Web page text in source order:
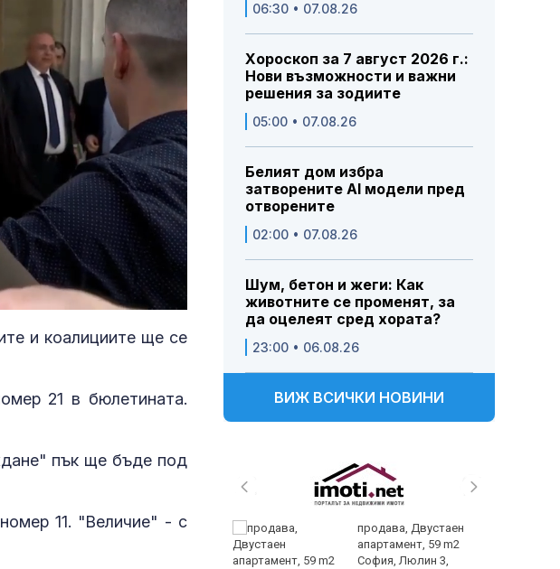
и коалициите ще се
21 в бюлетината.
пък ще бъде под
11. "Величие" - с
06:30 • 07.08.26
Хороскоп за 7 август 2026 г.:
Нови възможности и важни
решения за зодиите
05:00 • 07.08.26
Белият дом избра
затворените AI модели пред
отворените
02:00 • 07.08.26
Шум, бетон и жеги: Как
животните се променят, за
да оцелеят сред хората?
23:00 • 06.08.26
ВИЖ ВСИЧКИ НОВИНИ
Хендра вирус –
продава, Двустаен
апартамент, 59 m2
София, Люлин 3,